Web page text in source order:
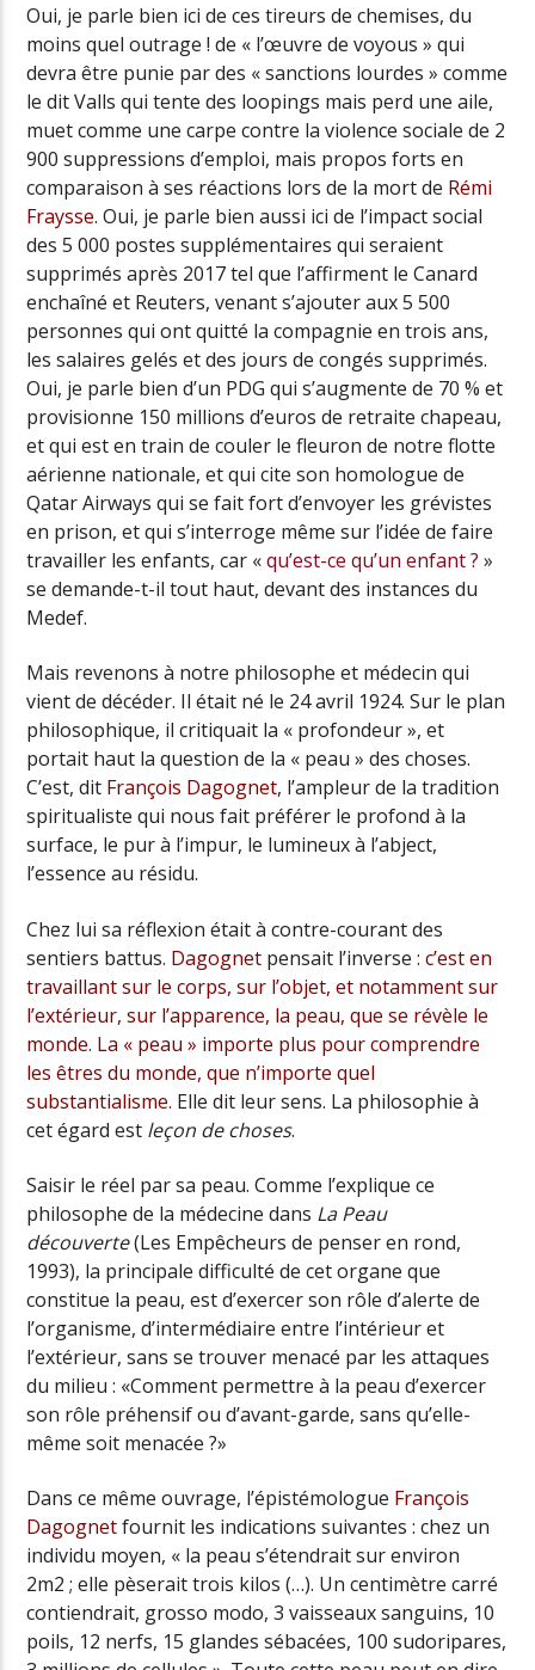
Oui, je parle bien ici de ces tireurs de chemises, du
moins quel outrage ! de « l’œuvre de voyous » qui
devra être punie par des « sanctions lourdes » comme
le dit Valls qui tente des loopings mais perd une aile,
muet comme une carpe contre la violence sociale de 2
900 suppressions d’emploi, mais propos forts en
comparaison à ses réactions lors de la mort de Rémi
Fraysse. Oui, je parle bien aussi ici de l’impact social
des 5 000 postes supplémentaires qui seraient
supprimés après 2017 tel que l’affirment le Canard
enchaîné et Reuters, venant s’ajouter aux 5 500
personnes qui ont quitté la compagnie en trois ans,
les salaires gelés et des jours de congés supprimés.
Oui, je parle bien d’un PDG qui s’augmente de 70 % et
provisionne 150 millions d’euros de retraite chapeau,
et qui est en train de couler le fleuron de notre flotte
aérienne nationale, et qui cite son homologue de
Qatar Airways qui se fait fort d’envoyer les grévistes
en prison, et qui s’interroge même sur l’idée de faire
travailler les enfants, car «qu’est-ce qu’un enfant ? »
se demande-t-il tout haut, devant des instances du
Medef.
Mais revenons à notre philosophe et médecin qui
vient de décéder. Il était né le 24 avril 1924. Sur le plan
philosophique, il critiquait la « profondeur », et
portait haut la question de la « peau » des choses.
C’est, dit François Dagognet, l’ampleur de la tradition
spiritualiste qui nous fait préférer le profond à la
surface, le pur à l’impur, le lumineux à l’abject,
l’essence au résidu.
Chez lui sa réflexion était à contre-courant des
sentiers battus. Dagognet pensait l’inverse :c’est en
travaillant sur le corps, sur l’objet, et notamment sur
l’extérieur, sur l’apparence, la peau, que se révèle le
monde. La « peau » importe plus pour comprendre
les êtres du monde, que n’importe quel
substantialisme. Elle dit leur sens. La philosophie à
cet égard est leçon de choses.
Saisir le réel par sa peau. Comme l’explique ce
philosophe de la médecine dans La Peau
découverte(Les Empêcheurs de penser en rond,
1993), la principale difficulté de cet organe que
constitue la peau, est d’exercer son rôle d’alerte de
l’organisme, d’intermédiaire entre l’intérieur et
l’extérieur, sans se trouver menacé par les attaques
du milieu : «Comment permettre à la peau d’exercer
son rôle préhensif ou d’avant-garde, sans qu’elle-
même soit menacée ?»
Dans ce même ouvrage, l’épistémologue François
Dagognetfournit les indications suivantes : chez un
individu moyen, « la peau s’étendrait sur environ
2m2 ; elle pèserait trois kilos (…). Un centimètre carré
contiendrait, grosso modo, 3 vaisseaux sanguins, 10
poils, 12 nerfs, 15 glandes sébacées, 100 sudoripares,